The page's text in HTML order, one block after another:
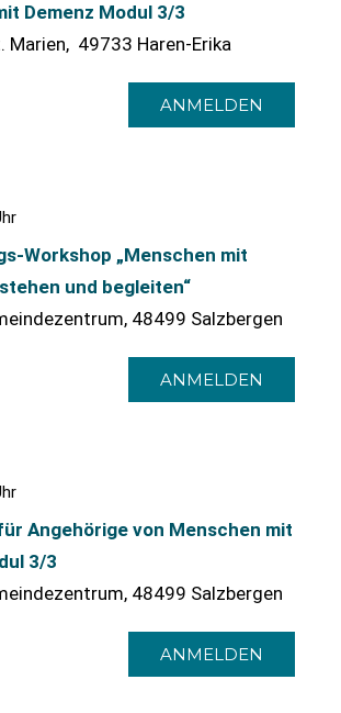
Demenz Modul 3/3
Marien, 49733 Haren-Erika
ANMELDEN
Workshop „Menschen mit
und begleiten“
48499 Salzbergen
ANMELDEN
Angehörige von Menschen mit
3/3
48499 Salzbergen
ANMELDEN